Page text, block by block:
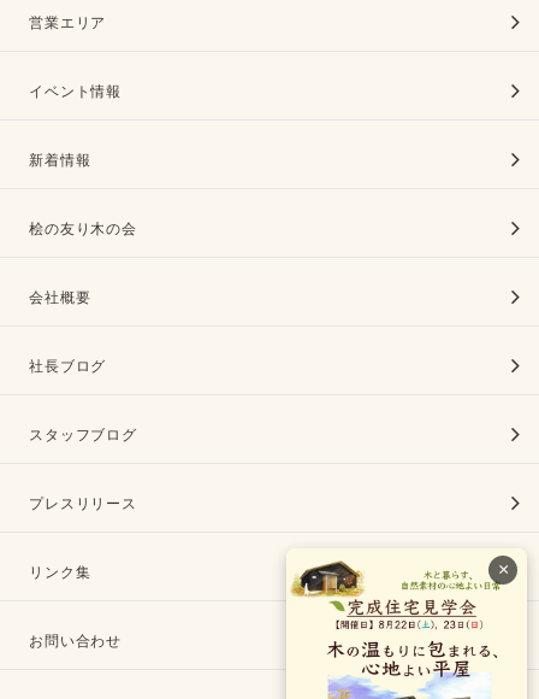
×
営業エリア
イベント情報
新着情報
桧の友り木の会
会社概要
社長ブログ
スタッフブログ
プレスリリース
リンク集
お問い合わせ